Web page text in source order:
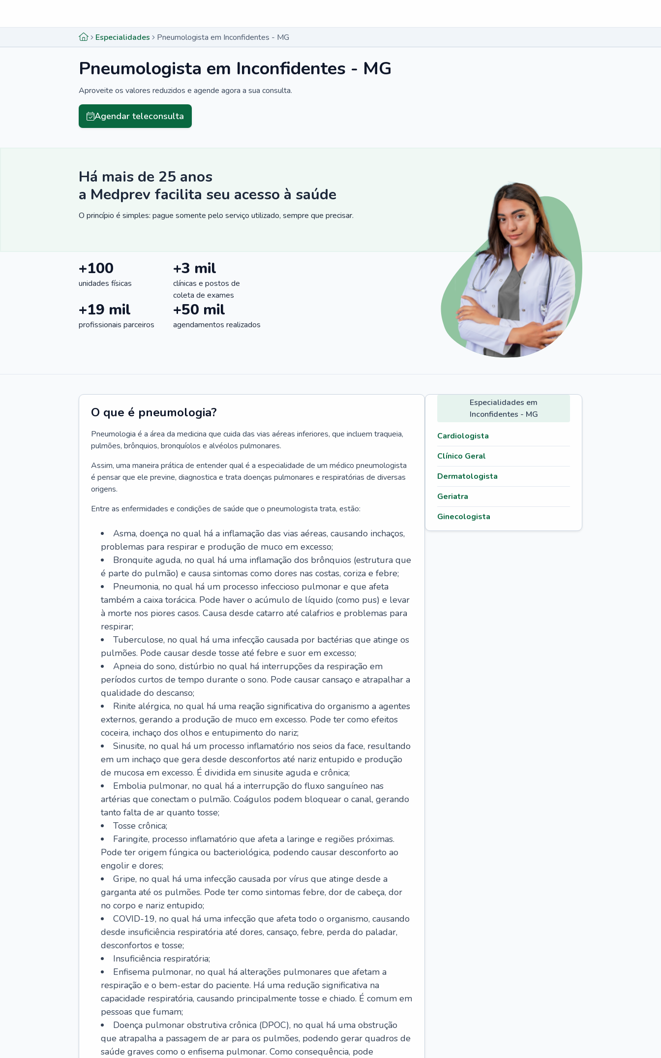
Especialidades Pneumologista em Inconfidentes - MG
Pneumologista em Inconfidentes - MG
Aproveite os valores reduzidos e agende agora a sua consulta.
Agendar teleconsulta
Há mais de 25 anos
a Medprev facilita seu acesso à saúde
O princípio é simples: pague somente pelo serviço utilizado, sempre que precisar.
+100
unidades físicas
+3 mil
clínicas e postos de
coleta de exames
+19 mil
profissionais parceiros
+50 mil
agendamentos realizados
O que é pneumologia?
Pneumologia é a área da medicina que cuida das vias aéreas inferiores, que incluem traqueia,
pulmões, brônquios, bronquíolos e alvéolos pulmonares.
Assim, uma maneira prática de entender qual é a especialidade de um médico pneumologista
é pensar que ele previne, diagnostica e trata doenças pulmonares e respiratórias de diversas
origens.
Entre as enfermidades e condições de saúde que o pneumologista trata, estão:
Asma, doença no qual há a inflamação das vias aéreas, causando inchaços,
problemas para respirar e produção de muco em excesso;
Bronquite aguda, no qual há uma inflamação dos brônquios (estrutura que
é parte do pulmão) e causa sintomas como dores nas costas, coriza e febre;
Pneumonia, no qual há um processo infeccioso pulmonar e que afeta
também a caixa torácica. Pode haver o acúmulo de líquido (como pus) e levar
à morte nos piores casos. Causa desde catarro até calafrios e problemas para
respirar;
Tuberculose, no qual há uma infecção causada por bactérias que atinge os
pulmões. Pode causar desde tosse até febre e suor em excesso;
Apneia do sono, distúrbio no qual há interrupções da respiração em
períodos curtos de tempo durante o sono. Pode causar cansaço e atrapalhar a
qualidade do descanso;
Rinite alérgica, no qual há uma reação significativa do organismo a agentes
externos, gerando a produção de muco em excesso. Pode ter como efeitos
coceira, inchaço dos olhos e entupimento do nariz;
Sinusite, no qual há um processo inflamatório nos seios da face, resultando
em um inchaço que gera desde desconfortos até nariz entupido e produção
de mucosa em excesso. É dividida em sinusite aguda e crônica;
Embolia pulmonar, no qual há a interrupção do fluxo sanguíneo nas
artérias que conectam o pulmão. Coágulos podem bloquear o canal, gerando
tanto falta de ar quanto tosse;
Tosse crônica;
Faringite, processo inflamatório que afeta a laringe e regiões próximas.
Pode ter origem fúngica ou bacteriológica, podendo causar desconforto ao
engolir e dores;
Gripe, no qual há uma infecção causada por vírus que atinge desde a
garganta até os pulmões. Pode ter como sintomas febre, dor de cabeça, dor
no corpo e nariz entupido;
COVID-19, no qual há uma infecção que afeta todo o organismo, causando
desde insuficiência respiratória até dores, cansaço, febre, perda do paladar,
desconfortos e tosse;
Insuficiência respiratória;
Enfisema pulmonar, no qual há alterações pulmonares que afetam a
respiração e o bem-estar do paciente. Há uma redução significativa na
capacidade respiratória, causando principalmente tosse e chiado. É comum em
pessoas que fumam;
Doença pulmonar obstrutiva crônica (DPOC), no qual há uma obstrução
que atrapalha a passagem de ar para os pulmões, podendo gerar quadros de
saúde graves como o enfisema pulmonar. Como consequência, pode
Especialidades em
Inconfidentes - MG
Cardiologista
Clínico Geral
Dermatologista
Geriatra
Ginecologista